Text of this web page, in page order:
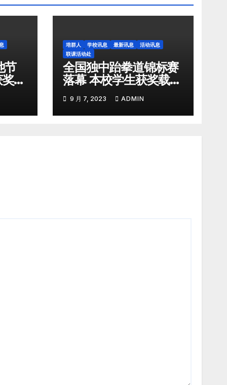
节
表
培群人 学校讯息 最新讯息
活动讯息
联课活动处
全国独中跆拳道锦标赛
落幕 本校学生获奖载誉
而归
9 月 7, 2023 ADMIN